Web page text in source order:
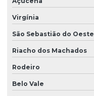
Virgínia
São Sebastião do Oeste
Riacho dos Machados
Rodeiro
Belo Vale